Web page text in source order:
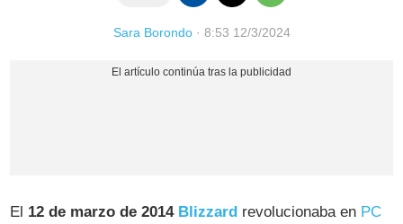
Sara Borondo· 8:53 12/3/2024
El 12 de marzo de 2014 Blizzard revolucionaba en PC